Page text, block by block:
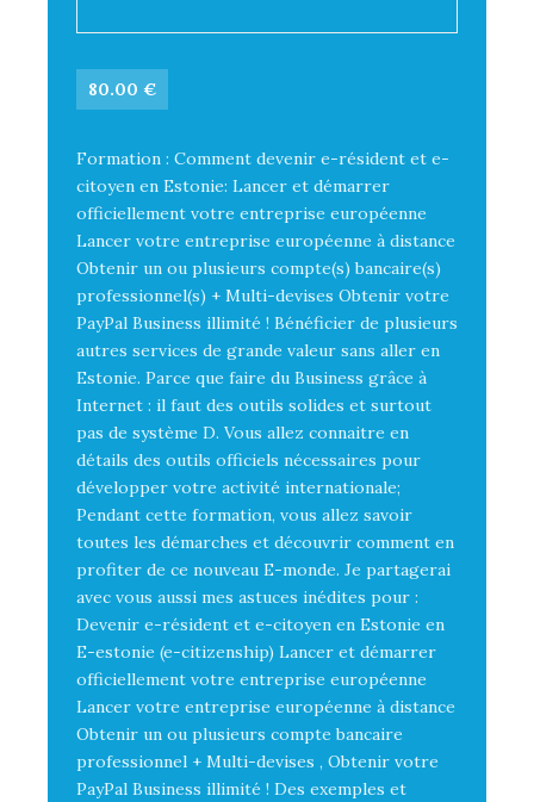
80.00 €
Formation : Comment devenir e-résident et e-
citoyen en Estonie: Lancer et démarrer
officiellement votre entreprise européenne
Lancer votre entreprise européenne à distance
Obtenir un ou plusieurs compte(s) bancaire(s)
professionnel(s) + Multi-devises Obtenir votre
PayPal Business illimité ! Bénéficier de plusieurs
autres services de grande valeur sans aller en
Estonie. Parce que faire du Business grâce à
Internet : il faut des outils solides et surtout
pas de système D. Vous allez connaitre en
détails des outils officiels nécessaires pour
développer votre activité internationale;
Pendant cette formation, vous allez savoir
toutes les démarches et découvrir comment en
profiter de ce nouveau E-monde. Je partagerai
avec vous aussi mes astuces inédites pour :
Devenir e-résident et e-citoyen en Estonie en
E-estonie (e-citizenship) Lancer et démarrer
officiellement votre entreprise européenne
Lancer votre entreprise européenne à distance
Obtenir un ou plusieurs compte bancaire
professionnel + Multi-devises , Obtenir votre
PayPal Business illimité ! Des exemples et